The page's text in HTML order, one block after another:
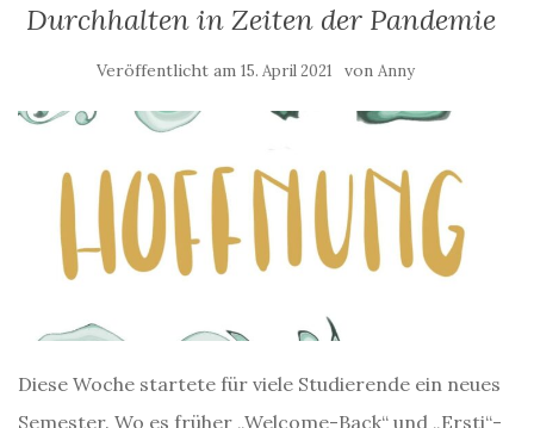
Durchhalten in Zeiten der Pandemie
Veröffentlicht am 15. April 2021 von Anny
Diese Woche startete für viele Studierende ein neues
Semester. Wo es früher „Welcome-Back“ und „Ersti“-